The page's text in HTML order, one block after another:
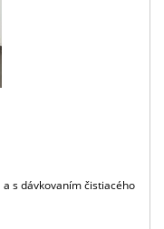
s dávkovaním čistiacého